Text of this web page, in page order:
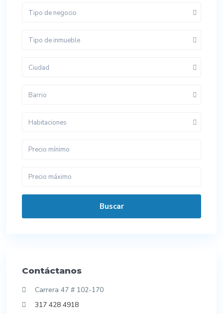
Tipo de negocio
Tipo de inmueble
Ciudad
Barrio
Habitaciones
Buscar
Contáctanos
Carrera 47 # 102-170
317 428 4918